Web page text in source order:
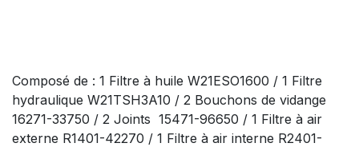
Composé de : 1 Filtre à huile W21ESO1600 / 1 Filtre
hydraulique W21TSH3A10 / 2 Bouchons de vidange
16271-33750 / 2 Joints 15471-96650 / 1 Filtre à air
externe R1401-42270 / 1 Filtre à air interne R2401-